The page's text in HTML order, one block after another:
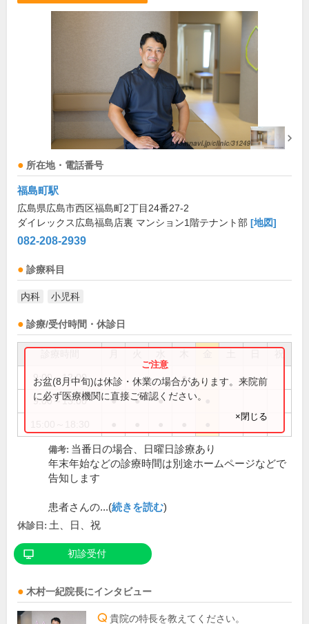
所在地・電話番号
福島町駅
広島県広島市西区福島町2丁目24番27-2
ダイレックス広島福島店裏 マンション1階テナント部 [地図]
082-208-2939
診療科目
内科 小児科
診療/受付時間・休診日
9:00～12:00 ●
9:00～13:00 ● ● ●
お盆(8月中旬)は休診・休業の場合があります。来院前
に必ず医療機関に直接ご確認ください。
×閉じる
備考: 当番日の場合、日曜日診療あり
年末年始などの診療時間は別途ホームページなどで
告知します
患者さんの...(続きを読む)
休診日: 土、日、祝
初診受付
木村一紀院長にインタビュー
貴院の特長を教えてください。